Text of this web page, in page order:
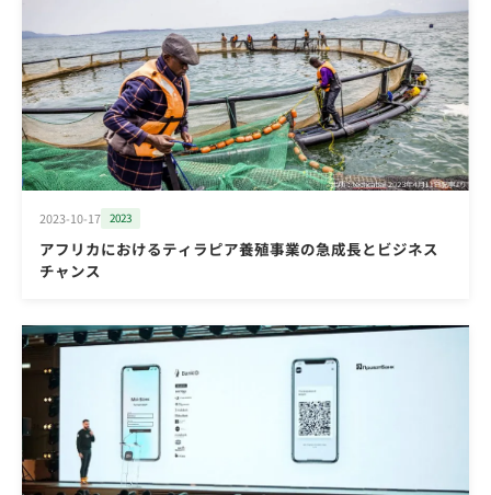
2023-10-17 2023
アフリカにおけるティラピア養殖事業の急成長とビジネス
チャンス